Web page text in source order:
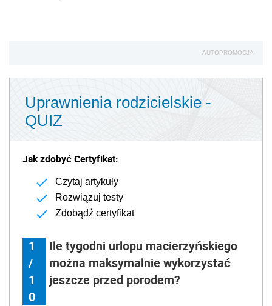
AUTOPROMOCJA
Uprawnienia rodzicielskie -
QUIZ
Jak zdobyć Certyfikat:
Czytaj artykuły
Rozwiązuj testy
Zdobądź certyfikat
1
/
1
0
Ile tygodni urlopu macierzyńskiego
można maksymalnie wykorzystać
jeszcze przed porodem?